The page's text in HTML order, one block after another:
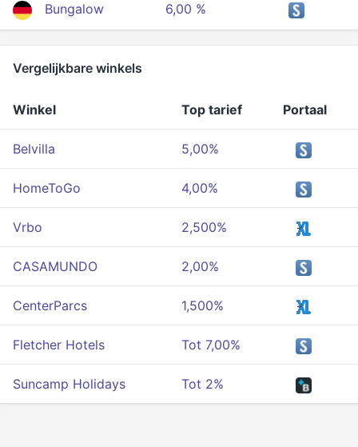
Bungalow 6,00 %
Vergelijkbare winkels
Winkel Top tarief Portaal
Belvilla 5,00%
HomeToGo 4,00%
Vrbo 2,500%
CASAMUNDO 2,00%
CenterParcs 1,500%
Fletcher Hotels Tot 7,00%
Suncamp Holidays Tot 2%